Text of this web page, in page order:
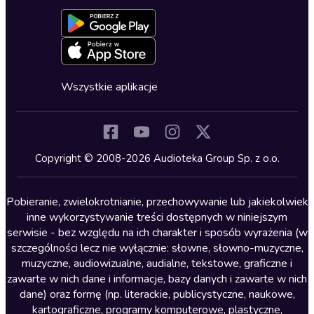
Dla młodzieży
Kryminały
Lektury szkolne
Literatura anglojęzyczna
Literatura faktu
Literatura obyczajowa
Literatura piękna obca
Literatura piękna polska
Formularz zgłaszania nielegalnych treści
Deklaracja dostępności
Oferta dla firm i bibliotek
Blog
Zapowiedzi
Cykle audiobooków
Wszystkie aplikacje
Copyright © 2008-2026 Audioteka Group Sp. z o.o.
Pobieranie, zwielokrotnianie, przechowywanie lub jakiekolwiek
inne wykorzystywanie treści dostępnych w niniejszym
serwisie - bez względu na ich charakter i sposób wyrażenia (w
szczególności lecz nie wyłącznie: słowne, słowno-muzyczne,
muzyczne, audiowizualne, audialne, tekstowe, graficzne i
zawarte w nich dane i informacje, bazy danych i zawarte w nich
dane) oraz formę (np. literackie, publicystyczne, naukowe,
kartograficzne, programy komputerowe, plastyczne,